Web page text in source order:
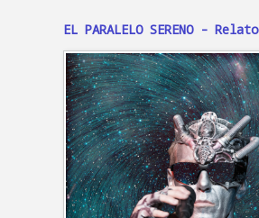
EL PARALELO SERENO - Relato